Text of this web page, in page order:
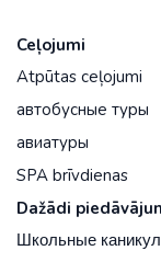
Ceļojumi
Atpūtas ceļojumi
автобусные туры
авиатуры
SPA brīvdienas
Dažādi
Школьные